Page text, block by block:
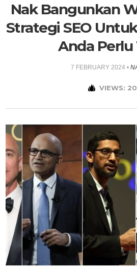
Nak Bangunkan
Strategi SEO
Anda Perlu
7 FEBRUARY 2024 •
VIEWS: